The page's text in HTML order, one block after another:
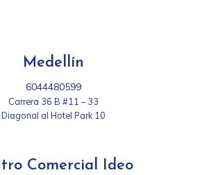
Medellín
6044480599
Carrera 36 B #11 – 33
Diagonal al Hotel Park 10
Comercial Ideo